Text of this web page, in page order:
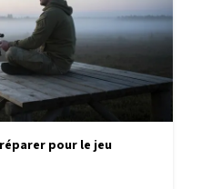
pour le jeu